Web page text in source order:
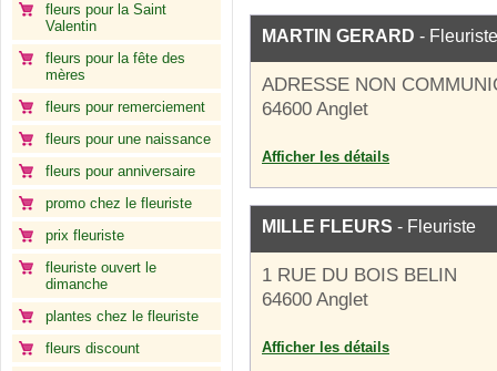
fleurs pour la Saint
Valentin
fleurs pour la fête des
mères
fleurs pour remerciement
fleurs pour une naissance
fleurs pour anniversaire
promo chez le fleuriste
prix fleuriste
fleuriste ouvert le
dimanche
plantes chez le fleuriste
fleurs discount
MARTIN GERARD - Fleuriste
ADRESSE NON
64600 Anglet
Afficher les détails
MILLE FLEURS - Fleuriste
1 RUE DU BOIS BELIN
64600 Anglet
Afficher les détails